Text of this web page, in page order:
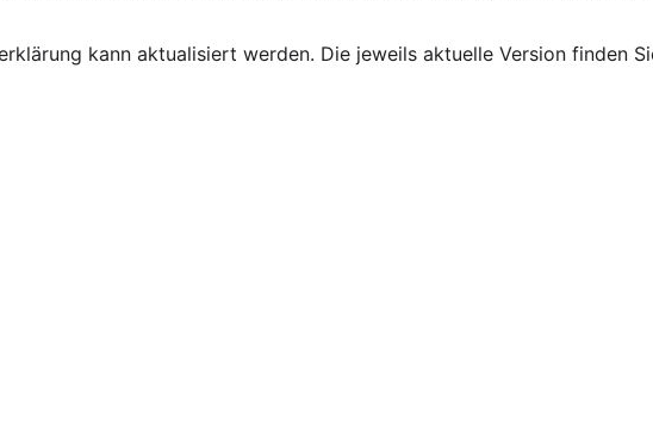
kann aktualisiert werden. Die jeweils aktuelle Version finden